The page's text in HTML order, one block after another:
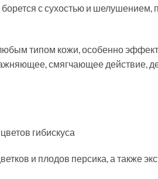
с сухостью и шелушением,
типом кожи, особенно
смягчающее действие,
гибискуса
и плодов персика, а также